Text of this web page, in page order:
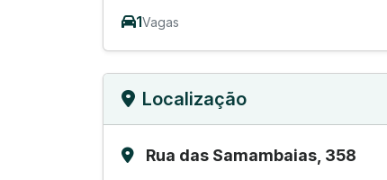
1Vagas
Localização
Rua das Samambaias, 358